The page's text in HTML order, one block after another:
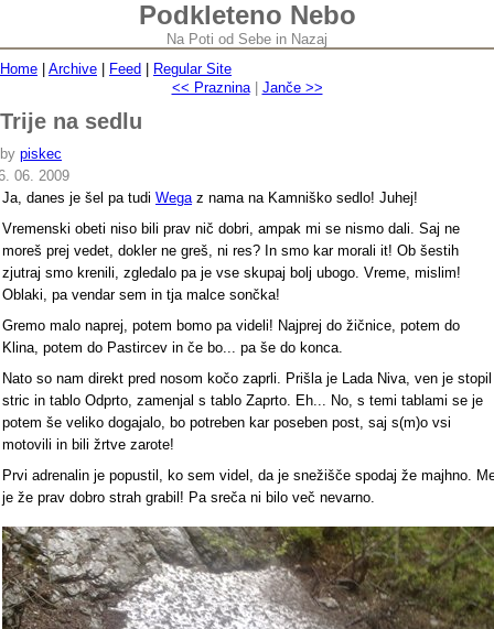
Podkleteno Nebo
Na Poti od Sebe in Nazaj
Home
Archive Feed
Regular Site
<< Praznina| Janče >>
Trije na sedlu
by piskec
06. 2009
Ja, danes je šel pa tudi Wegaz nama na Kamniško sedlo! Juhej!
Vremenski obeti niso bili prav nič dobri, ampak mi se nismo dali. Saj ne
moreš prej vedet, dokler ne greš, ni res? In smo kar morali it! Ob šestih
zjutraj smo krenili, zgledalo pa je vse skupaj bolj ubogo. Vreme, mislim!
Oblaki, pa vendar sem in tja malce sončka!
Gremo malo naprej, potem bomo pa videli! Najprej do žičnice, potem do
Klina, potem do Pastircev in če bo... pa še do konca.
Nato so nam direkt pred nosom kočo zaprli. Prišla je Lada Niva, ven je stopil
stric in tablo Odprto, zamenjal s tablo Zaprto. Eh... No, s temi tablami se je
potem še veliko dogajalo, bo potreben kar poseben post, saj s(m)o vsi
motovili in bili žrtve zarote!
Prvi adrenalin je popustil, ko sem videl, da je snežišče spodaj že majhno.
je že prav dobro strah grabil! Pa sreča ni bilo več nevarno.